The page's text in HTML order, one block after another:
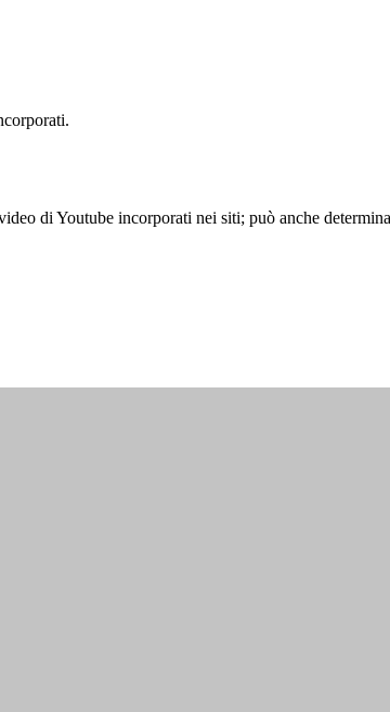
di Youtube incorporati nei siti; può anche